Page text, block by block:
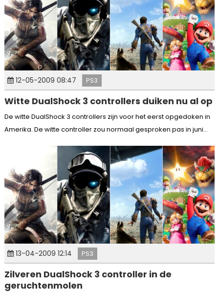
12-05-2009 08:47 PS3
Witte DualShock 3 controllers duiken nu al op
De witte DualShock 3 controllers zijn voor het eerst opgedoken in
Amerika. De witte controller zou normaal gesproken pas in juni...
13-04-2009 12:14 PS3
Zilveren DualShock 3 controller in de
geruchtenmolen